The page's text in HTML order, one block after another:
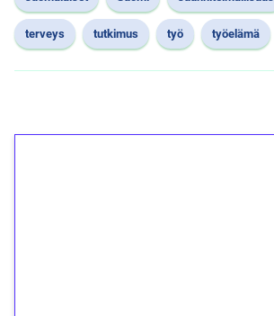
terveys tutkimus työ työelämä